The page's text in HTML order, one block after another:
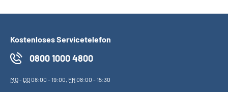
Kostenloses Servicetelefon
0800 1000 4800
MO- DO08:00 - 19:00, FR08:00 - 15:30